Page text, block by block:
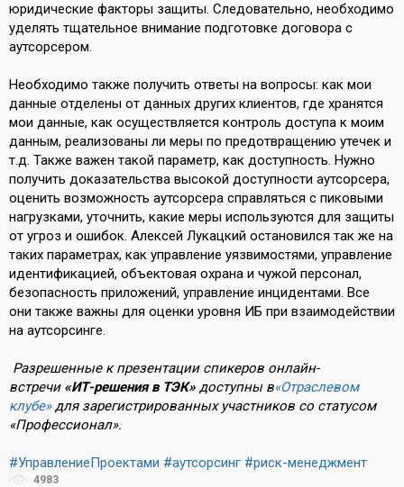
юридические факторы защиты. Следовательно, необходимо
уделять тщательное внимание подготовке договора с
аутсорсером.
Необходимо также получить ответы на вопросы: как мои
данные отделены от данных других клиентов, где хранятся
мои данные, как осуществляется контроль доступа к моим
данным, реализованы ли меры по предотвращению утечек и
т.д. Также важен такой параметр, как доступность. Нужно
получить доказательства высокой доступности аутсорсера,
оценить возможность аутсорсера справляться с пиковыми
нагрузками, уточнить, какие меры используются для защиты
от угроз и ошибок. Алексей Лукацкий остановился так же на
таких параметрах, как управление уязвимостями, управление
идентификацией, объектовая охрана и чужой персонал,
безопасность приложений, управление инцидентами. Все
они также важны для оценки уровня ИБ при взаимодействии
на аутсорсинге.
Разрешенные к презентации спикеров онлайн-
встречи «ИТ-решения в ТЭК» доступны в«Отраслевом
клубе»для зарегистрированных участников со статусом
«Профессионал».
#УправлениеПроектами #аутсорсинг #риск-менеджмент
4983